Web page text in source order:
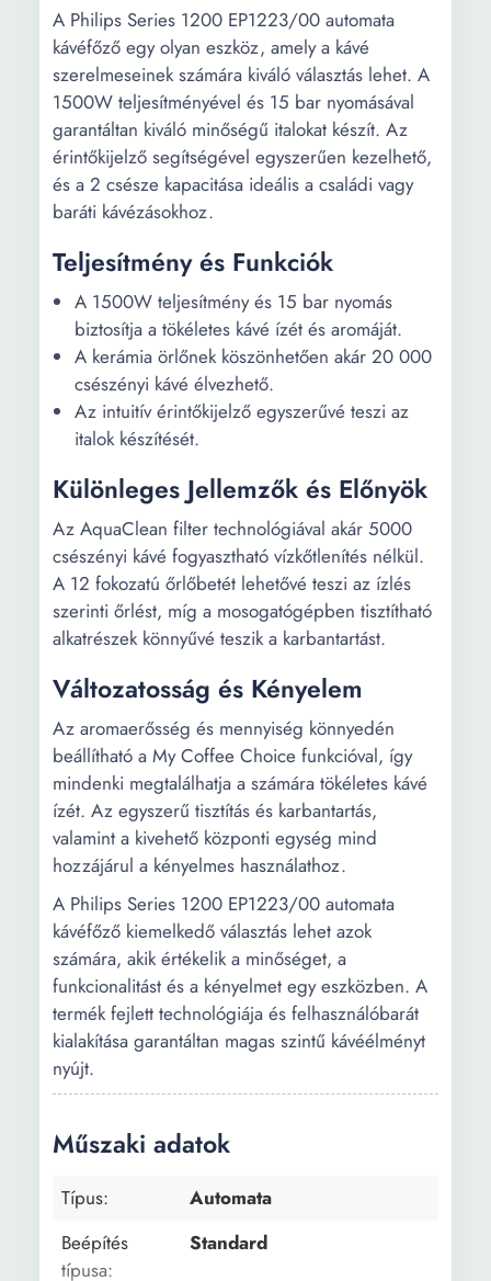
A Philips Series 1200 EP1223/00 automata
kávéfőző egy olyan eszköz, amely a kávé
szerelmeseinek számára kiváló választás lehet. A
1500W teljesítményével és 15 bar nyomásával
garantáltan kiváló minőségű italokat készít. Az
érintőkijelző segítségével egyszerűen kezelhető,
és a 2 csésze kapacitása ideális a családi vagy
baráti kávézásokhoz.
Teljesítmény és Funkciók
A 1500W teljesítmény és 15 bar nyomás
biztosítja a tökéletes kávé ízét és aromáját.
A kerámia örlőnek köszönhetően akár 20 000
csészényi kávé élvezhető.
Az intuitív érintőkijelző egyszerűvé teszi az
italok készítését.
Különleges Jellemzők és Előnyök
Az AquaClean filter technológiával akár 5000
csészényi kávé fogyasztható vízkőtlenítés nélkül.
A 12 fokozatú őrlőbetét lehetővé teszi az ízlés
szerinti őrlést, míg a mosogatógépben tisztítható
alkatrészek könnyűvé teszik a karbantartást.
Változatosság és Kényelem
Az aromaerősség és mennyiség könnyedén
beállítható a My Coffee Choice funkcióval, így
mindenki megtalálhatja a számára tökéletes kávé
ízét. Az egyszerű tisztítás és karbantartás,
valamint a kivehető központi egység mind
hozzájárul a kényelmes használathoz.
A Philips Series 1200 EP1223/00 automata
kávéfőző kiemelkedő választás lehet azok
számára, akik értékelik a minőséget, a
funkcionalitást és a kényelmet egy eszközben. A
termék fejlett technológiája és felhasználóbarát
kialakítása garantáltan magas szintű kávéélményt
nyújt.
Műszaki adatok
Típus:
Automata
Beépítés
típusa:
Standard